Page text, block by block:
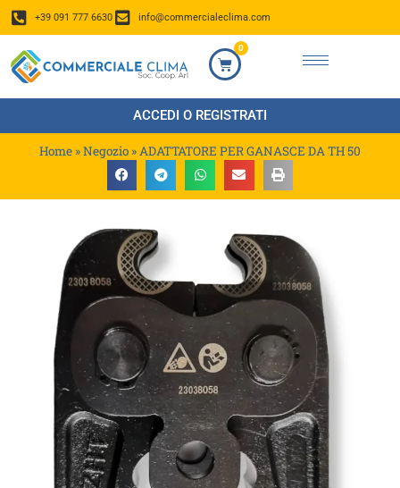
+39 091 777 6630 info@commercialeclima.com
0
ACCEDI O REGISTRATI
Home »Negozio »ADATTATORE PER GANASCE DA TH 50